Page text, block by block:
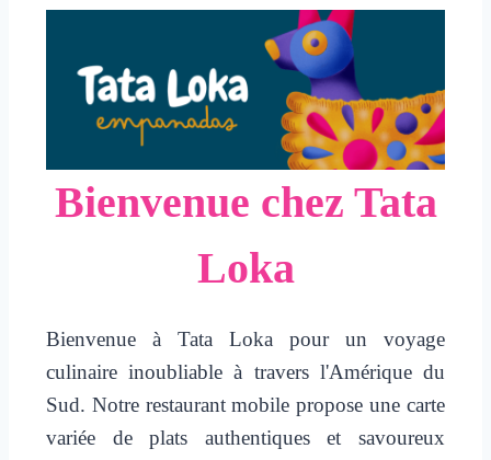
Bienvenue chez Tata
Loka
Bienvenue à Tata Loka pour un voyage
culinaire inoubliable à travers l'Amérique du
Sud. Notre restaurant mobile propose une carte
variée de plats authentiques et savoureux